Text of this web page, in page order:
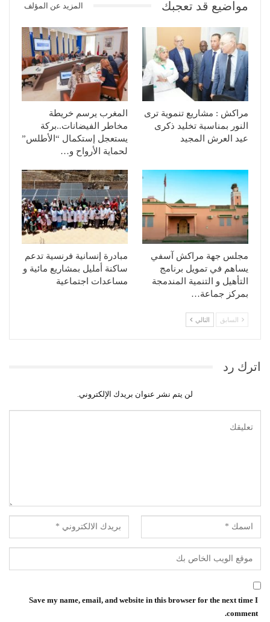
مواضيع قد تعجبك المزيد عن المؤلف
مراكش : مشاريع تنموية ترى
النور بمناسبة تخليد ذكرى
عيد العرش المجيد
المغرب يرسم خريطة
مخاطر الفيضانات..بركة
يستعجل إستكمال “الأطلس”
لحماية الأرواح و…
مجلس جهة مراكش آسفي
يساهم في تمويل برنامج
التأهيل و التنمية المندمجة
بمركز جماعة…
مبادرة إنسانية فرنسية تدعم
ساكنة أمليل بمشاريع مائية و
مساعدات اجتماعية
السابق التالي
اترك رد
لن يتم نشر عنوان بريدك الإلكتروني.
Save my name, email, and website in this browser for the next time I
comment.